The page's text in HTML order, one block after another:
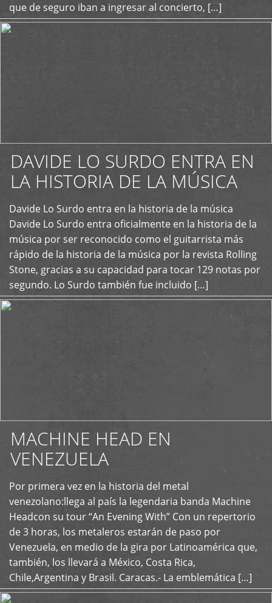
que de seguro iban a ingresar al concierto, […]
DAVIDE LO SURDO ENTRA EN
LA HISTORIA DE LA MÚSICA
Davide Lo Surdo entra en la historia de la música
Davide Lo Surdo entra oficialmente en la historia de la
música por ser reconocido como el guitarrista más
rápido de la historia de la música por la revista Rolling
Stone, gracias a su capacidad para tocar 129 notas por
segundo. Lo Surdo también fue incluido […]
+
MACHINE HEAD EN
VENEZUELA
Por primera vez en la historia del metal
venezolano:llega al país la legendaria banda Machine
Headcon su tour “An Evening With” Con un repertorio
de 3 horas, los metaleros estarán de paso por
Venezuela, en medio de la gira por Latinoamérica que,
también, los llevará a México, Costa Rica,
Chile,Argentina y Brasil. Caracas.- La emblemática […]
+